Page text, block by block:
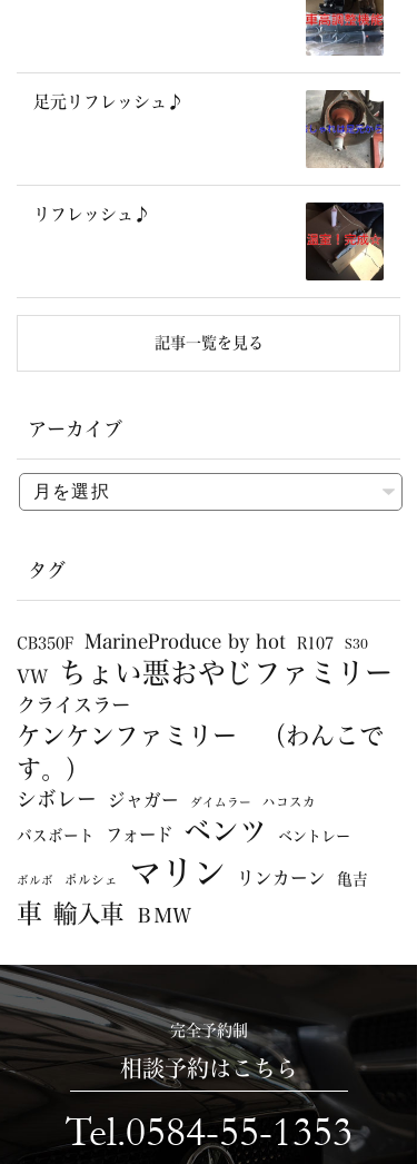
足元リフレッシュ♪
リフレッシュ♪
記事一覧を見る
アーカイブ
タグ
CB350F MarineProduce by hot R107 S30
VW ちょい悪おやじファミリー
クライスラー
ケンケンファミリー （わんこで
す。）
シボレー ジャガー ダイムラー ハコスカ
バスボート フォード ベンツ ベントレー
ボルボ ポルシェ マリン リンカーン 亀吉
車 輸入車 ＢＭＷ
完全予約制
相談予約はこちら
Tel.0584-55-1353